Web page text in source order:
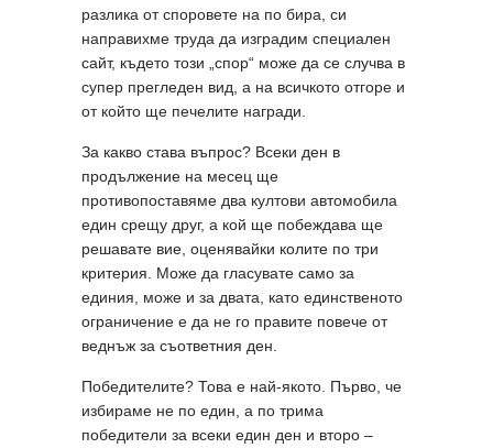
разлика от споровете на по бира, си
направихме труда да изградим специален
сайт, където този „спор“ може да се случва в
супер прегледен вид, а на всичкото отгоре и
от който ще печелите награди.
За какво става въпрос? Всеки ден в
продължение на месец ще
противопоставяме два култови автомобила
един срещу друг, а кой ще побеждава ще
решавате вие, оценявайки колите по три
критерия. Може да гласувате само за
единия, може и за двата, като единственото
ограничение е да не го правите повече от
веднъж за съответния ден.
Победителите? Това е най-якото. Първо, че
избираме не по един, а по трима
победители за всеки един ден и второ –